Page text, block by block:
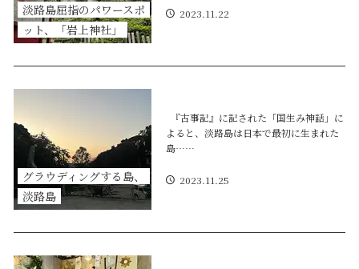
淡路島屈指のパワースポ
ット、「岩上神社」
2023.11.22
グラウディングする島、
淡路島
『古事記』に記された「国生み神話」に
よると、淡路島は日本で最初に生まれた
島……
2023.11.25